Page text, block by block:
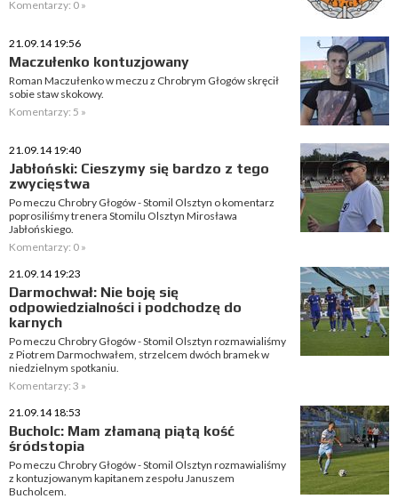
Komentarzy: 0 »
21.09.14 19:56
Maczułenko kontuzjowany
Roman Maczułenko w meczu z Chrobrym Głogów skręcił
sobie staw skokowy.
Komentarzy: 5 »
21.09.14 19:40
Jabłoński: Cieszymy się bardzo z tego
zwycięstwa
Po meczu Chrobry Głogów - Stomil Olsztyn o komentarz
poprosiliśmy trenera Stomilu Olsztyn Mirosława
Jabłońskiego.
Komentarzy: 0 »
21.09.14 19:23
Darmochwał: Nie boję się
odpowiedzialności i podchodzę do
karnych
Po meczu Chrobry Głogów - Stomil Olsztyn rozmawialiśmy
z Piotrem Darmochwałem, strzelcem dwóch bramek w
niedzielnym spotkaniu.
Komentarzy: 3 »
21.09.14 18:53
Bucholc: Mam złamaną piątą kość
śródstopia
Po meczu Chrobry Głogów - Stomil Olsztyn rozmawialiśmy
z kontuzjowanym kapitanem zespołu Januszem
Bucholcem.